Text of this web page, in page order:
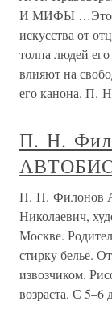
И МИФЫ …Это
искусства от
толпа людей
влияют на
его канона. П.
П. Н.
П. Н. Филонов
Николаевич,
Москве.
стирку белье.
извозчиком.
возраста. С 5–6